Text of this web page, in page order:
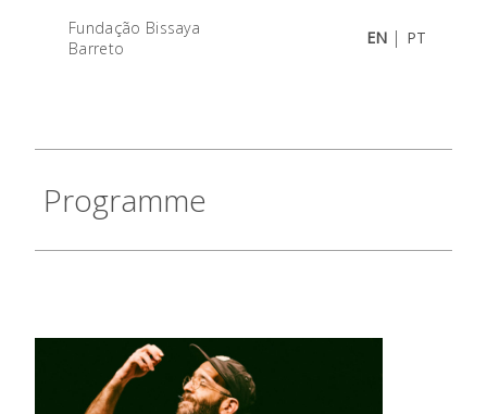
Fundação Bissaya
Barreto
EN | PT
Programme